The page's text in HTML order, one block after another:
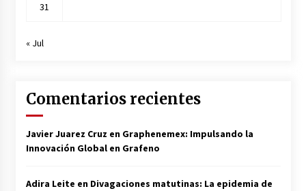
31
« Jul
Comentarios recientes
Javier Juarez Cruz en Graphenemex: Impulsando la
Innovación Global en Grafeno
Adira Leite en Divagaciones matutinas: La epidemia de